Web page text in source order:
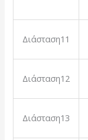
Διάσταση11
Διάσταση12
Διάσταση13